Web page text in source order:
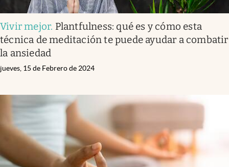
Vivir mejor. Plantfulness: qué es y cómo esta
técnica de meditación te puede ayudar a combatir
la ansiedad
jueves, 15 de Febrero de 2024